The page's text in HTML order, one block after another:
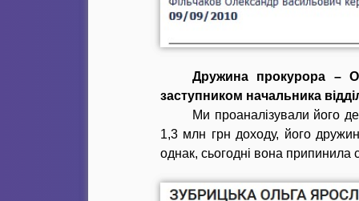
Дружина прокурора –
заступником начальника
Ми проаналізували його
1,3 млн грн доходу, його
однак, сьогодні вона припинила